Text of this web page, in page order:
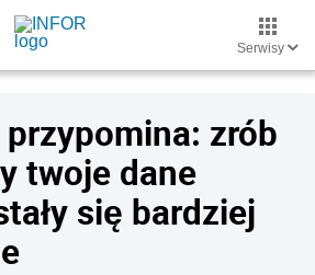
Serwisy
zrób
twoje dane
się bardziej